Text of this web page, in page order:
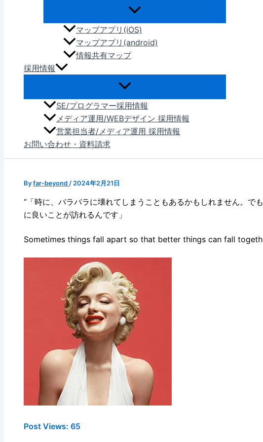
マップアプリ(iOS)
マップアプリ(android)
情報共有マップ
採用情報
SE/プログラマー採用情報
メディア運用/WEBデザイン 採用情報
営業担当者/メディア運用 採用情報
お問い合わせ・資料請求
Byfar-beyond / 2024年2月21日
“「時に、バラバラに壊れてしまうこともあるかもしれません。で
に良いことが訪れるんです」
Sometimes things fall apart so that better things can fall
Post Views: 65